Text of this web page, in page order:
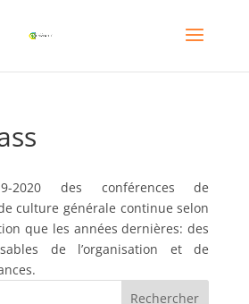
2020 des conférences de
culture générale continue selon
que les années dernières: des
de l’organisation et de